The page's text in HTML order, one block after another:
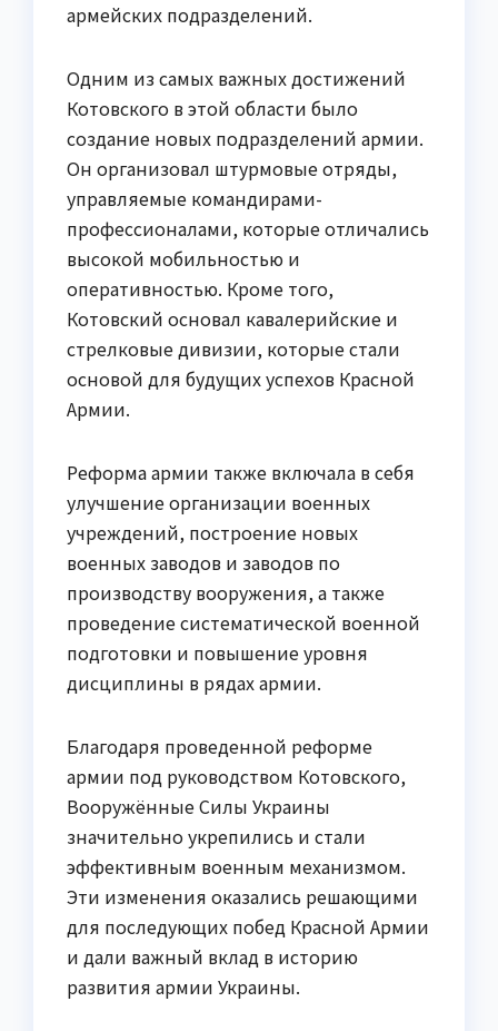
армейских подразделений.
Одним из самых важных достижений
Котовского в этой области было
создание новых подразделений армии.
Он организовал штурмовые отряды,
управляемые командирами-
профессионалами, которые отличались
высокой мобильностью и
оперативностью. Кроме того,
Котовский основал кавалерийские и
стрелковые дивизии, которые стали
основой для будущих успехов Красной
Армии.
Реформа армии также включала в себя
улучшение организации военных
учреждений, построение новых
военных заводов и заводов по
производству вооружения, а также
проведение систематической военной
подготовки и повышение уровня
дисциплины в рядах армии.
Благодаря проведенной реформе
армии под руководством Котовского,
Вооружённые Силы Украины
значительно укрепились и стали
эффективным военным механизмом.
Эти изменения оказались решающими
для последующих побед Красной Армии
и дали важный вклад в историю
развития армии Украины.